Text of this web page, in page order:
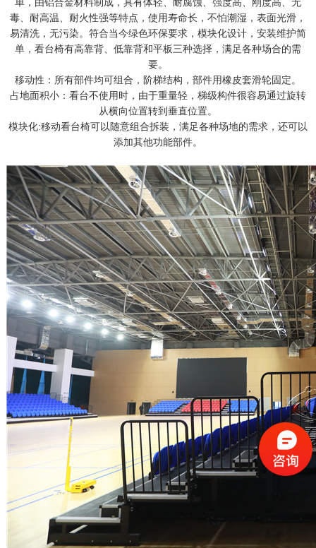
单，由铝合金材料制成，具有体轻、耐腐蚀、强度高、刚度高、无
毒、耐高温、耐火性强等特点，使用寿命长，不怕潮湿，表面光滑，
易清洗，无污染。符合当今绿色环保要求，模块化设计，安装维护简
单，看台椅有高靠背、低靠背和平板三种选择，满足各种场合的需
要。
移动性：所有部件均可组合，阶梯结构，部件用橡皮套滑轮固定。
占地面积小：看台不使用时，由于重量轻，梯级构件很容易通过旋转
从横向位置转到垂直位置。
模块化:移动看台椅可以随意组合拆装，满足各种场地的需求，还可以
添加其他功能部件。